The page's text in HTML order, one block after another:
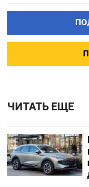
ЧИТАТЬ ЕЩЕ